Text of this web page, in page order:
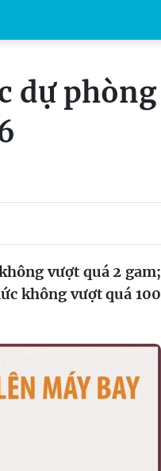
dự phòng
vượt quá 2 gam;
không vượt quá 100